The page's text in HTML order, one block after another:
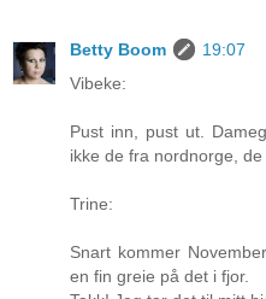
Betty Boom
19:07
Vibeke:
Pust inn, pust ut.
ikke de fra nordnorge,
Trine:
Snart kommer
en fin greie på det i fjor.